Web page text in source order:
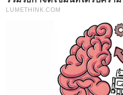
LUMETHINK.COM